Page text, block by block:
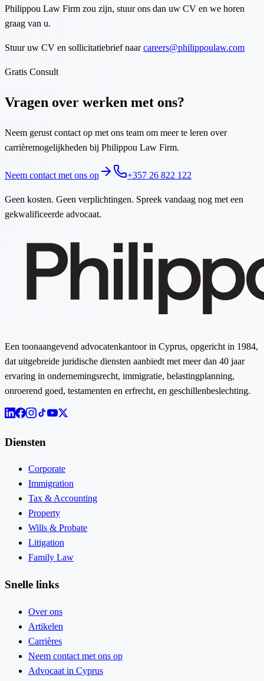
Philippou Law Firm zou zijn, stuur ons dan uw CV en we horen
graag van u.
Stuur uw CV en sollicitatiebrief naarcareers@philippoulaw.com
Gratis Consult
Vragen over werken met ons?
Neem gerust contact op met ons team om meer te leren over
carrièremogelijkheden bij Philippou Law Firm.
Neem contact met ons op +357 26 822 122
Geen kosten. Geen verplichtingen. Spreek vandaag nog met een
gekwalificeerde advocaat.
Een toonaangevend advocatenkantoor in Cyprus, opgericht in 1984,
dat uitgebreide juridische diensten aanbiedt met meer dan 40 jaar
ervaring in ondernemingsrecht, immigratie, belastingplanning,
onroerend goed, testamenten en erfrecht, en geschillenbeslechting.
Diensten
Corporate
Immigration
Tax & Accounting
Property
Wills & Probate
Litigation
Family Law
Snelle links
Over ons
Artikelen
Carrières
Neem contact met ons op
Advocaat in Cyprus